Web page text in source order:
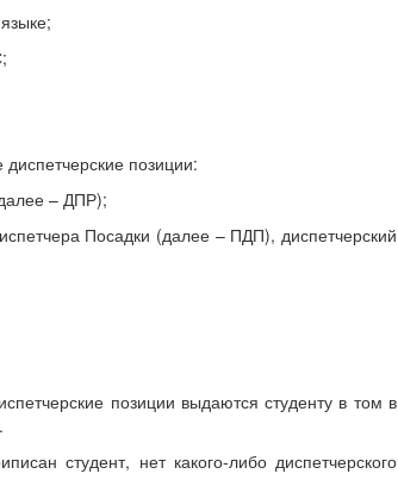
позиции:
– ДПР);
Посадки (далее – ПДП), диспетчерский
позиции выдаются студенту в том в
студент, нет какого-либо диспетчерского